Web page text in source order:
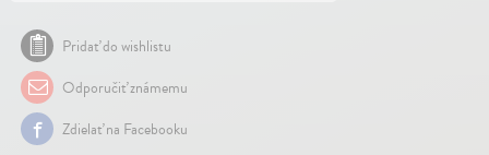
Pridať do wishlistu
Odporučiť známemu
Zdielať na Facebooku